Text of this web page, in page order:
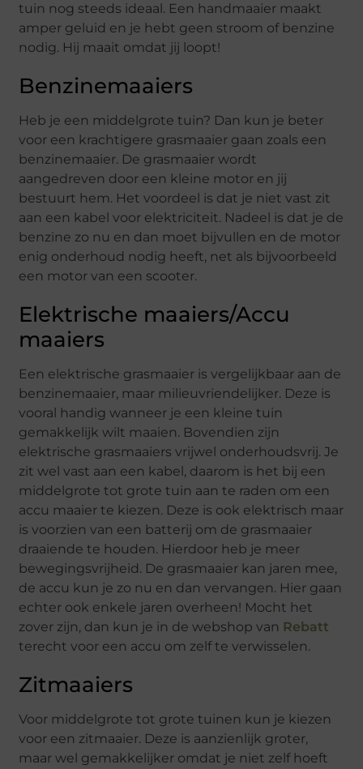
tuin nog steeds ideaal. Een handmaaier maakt
amper geluid en je hebt geen stroom of benzine
nodig. Hij maait omdat jij loopt!
Benzinemaaiers
Heb je een middelgrote tuin? Dan kun je beter
voor een krachtigere grasmaaier gaan zoals een
benzinemaaier. De grasmaaier wordt
aangedreven door een kleine motor en jij
bestuurt hem. Het voordeel is dat je niet vast zit
aan een kabel voor elektriciteit. Nadeel is dat je de
benzine zo nu en dan moet bijvullen en de motor
enig onderhoud nodig heeft, net als bijvoorbeeld
een motor van een scooter.
Elektrische maaiers/Accu
maaiers
Een elektrische grasmaaier is vergelijkbaar aan de
benzinemaaier, maar milieuvriendelijker. Deze is
vooral handig wanneer je een kleine tuin
gemakkelijk wilt maaien. Bovendien zijn
elektrische grasmaaiers vrijwel onderhoudsvrij. Je
zit wel vast aan een kabel, daarom is het bij een
middelgrote tot grote tuin aan te raden om een
accu maaier te kiezen. Deze is ook elektrisch maar
is voorzien van een batterij om de grasmaaier
draaiende te houden. Hierdoor heb je meer
bewegingsvrijheid. De grasmaaier kan jaren mee,
de accu kun je zo nu en dan vervangen. Hier gaan
echter ook enkele jaren overheen! Mocht het
zover zijn, dan kun je in de webshop van Rebatt
terecht voor een accu om zelf te verwisselen.
Zitmaaiers
Voor middelgrote tot grote tuinen kun je kiezen
voor een zitmaaier. Deze is aanzienlijk groter,
maar wel gemakkelijker omdat je niet zelf hoeft